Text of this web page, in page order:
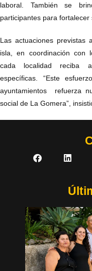
laboral. También se
participantes para fortalecer
Las actuaciones
isla, en coordinación con
cada localidad reciba
específicas. “Este
ayuntamientos refuerza
social de La Gomera”,